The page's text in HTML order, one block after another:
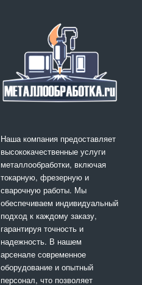
Наша компания предоставляет
высококачественные услуги
металлообработки, включая
токарную, фрезерную и
сварочную работы. Мы
обеспечиваем индивидуальный
подход к каждому заказу,
гарантируя точность и
надежность. В нашем
арсенале современное
оборудование и опытный
персонал, что позволяет